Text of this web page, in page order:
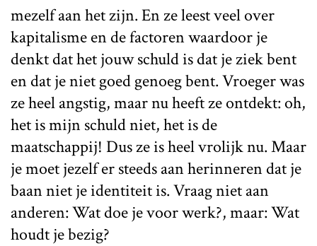
mezelf aan het zijn. En ze leest veel over
kapitalisme en de factoren waardoor je
denkt dat het jouw schuld is dat je ziek bent
en dat je niet goed genoeg bent. Vroeger was
ze heel angstig, maar nu heeft ze ontdekt: oh,
het is mijn schuld niet, het is de
maatschappij! Dus ze is heel vrolijk nu. Maar
je moet jezelf er steeds aan herinneren dat je
baan niet je identiteit is. Vraag niet aan
anderen: Wat doe je voor werk?, maar: Wat
houdt je bezig?